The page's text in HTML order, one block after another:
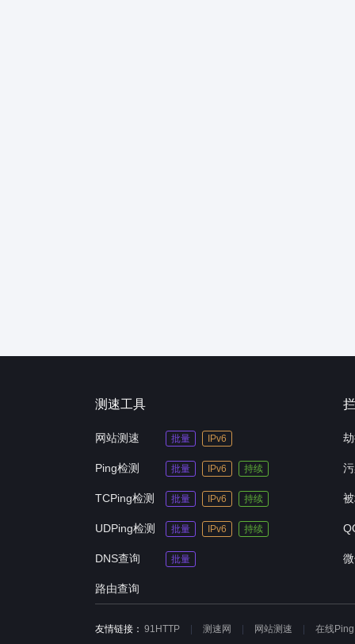
测速工具
网站测速 批量 IPv6
Ping检测 批量 IPv6 持续
TCPing检测 批量 IPv6 持续
UDPing检测 批量 IPv6 持续
DNS查询 批量
路由查询
友情链接： 91HTTP 测速网 网站测速 在线Ping